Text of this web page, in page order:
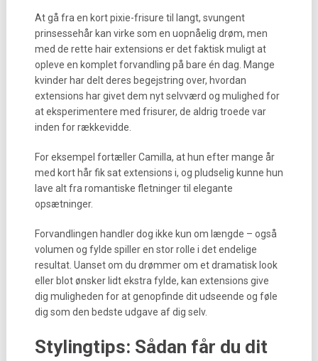
At gå fra en kort pixie-frisure til langt, svungent
prinsessehår kan virke som en uopnåelig drøm, men
med de rette hair extensions er det faktisk muligt at
opleve en komplet forvandling på bare én dag. Mange
kvinder har delt deres begejstring over, hvordan
extensions har givet dem nyt selvværd og mulighed for
at eksperimentere med frisurer, de aldrig troede var
inden for rækkevidde.
For eksempel fortæller Camilla, at hun efter mange år
med kort hår fik sat extensions i, og pludselig kunne hun
lave alt fra romantiske fletninger til elegante
opsætninger.
Forvandlingen handler dog ikke kun om længde – også
volumen og fylde spiller en stor rolle i det endelige
resultat. Uanset om du drømmer om et dramatisk look
eller blot ønsker lidt ekstra fylde, kan extensions give
dig muligheden for at genopfinde dit udseende og føle
dig som den bedste udgave af dig selv.
Stylingtips: Sådan får du dit